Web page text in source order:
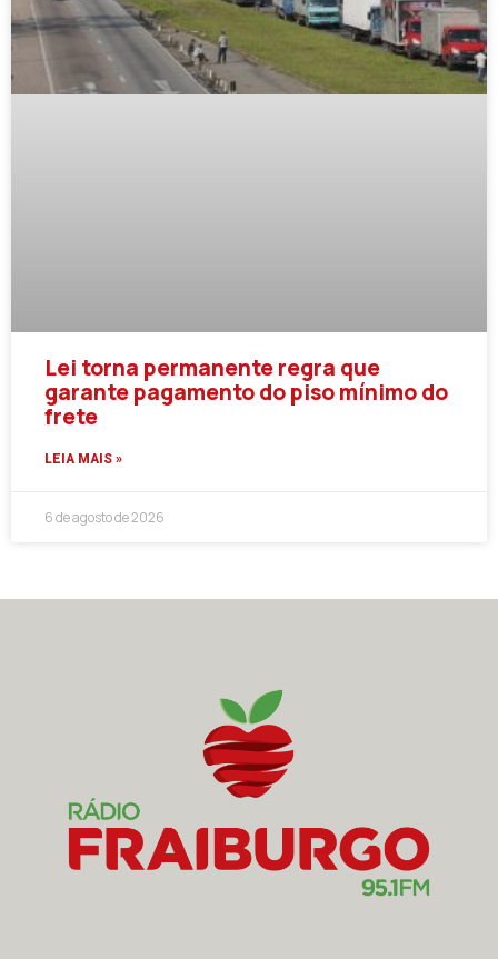
Lei torna permanente regra que
garante pagamento do piso mínimo do
frete
LEIA MAIS »
6 de agosto de 2026